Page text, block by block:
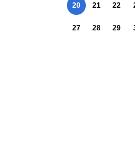
20 21 22
27 28 29